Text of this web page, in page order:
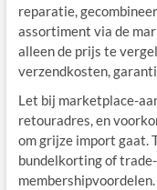
reparatie,
assortiment via de
alleen de prijs te
verzendkosten,
Let bij marketplace-
retouradres, en
om grijze import gaat.
bundelkorting of